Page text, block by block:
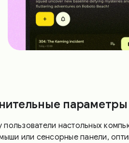
пользователи настольных
или сенсорные панели,